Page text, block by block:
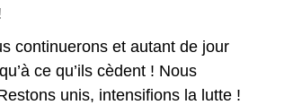
continuerons et autant de jour
ce qu’ils cèdent ! Nous
unis, intensifions la lutte !